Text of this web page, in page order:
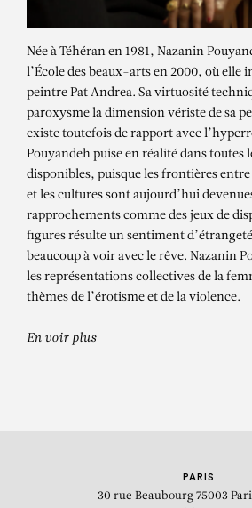
L’alliance
Née à Téhéran en 1981, Nazanin
l’École des beaux-arts en 2000, où elle
peintre Pat Andrea. Sa virtuosité
paroxysme la dimension vériste de sa
existe toutefois de rapport avec
Pouyandeh puise en réalité dans toutes
disponibles, puisque les frontières entre
et les cultures sont aujourd’hui
rapprochements comme des jeux de
figures résulte un sentiment
beaucoup à voir avec le rêve. Nazanin
les représentations collectives de la
thèmes de l’érotisme et de la violence.
En voir plus
PARIS
30 rue Beaubourg 75003